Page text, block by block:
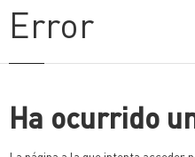
Error
Ha ocurrido